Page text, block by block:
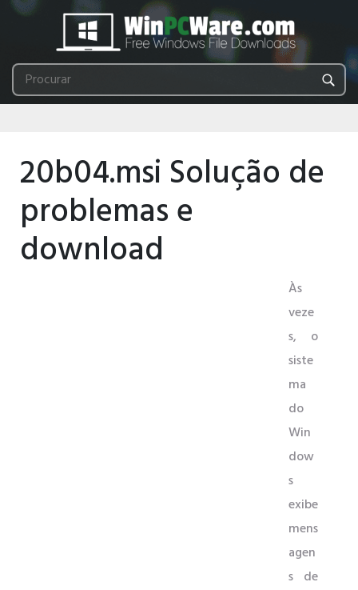
20b04.msi Solução de
problemas e
download
Às
veze
s, o
siste
ma
do
Win
dow
s
exibe
mens
agen
s de